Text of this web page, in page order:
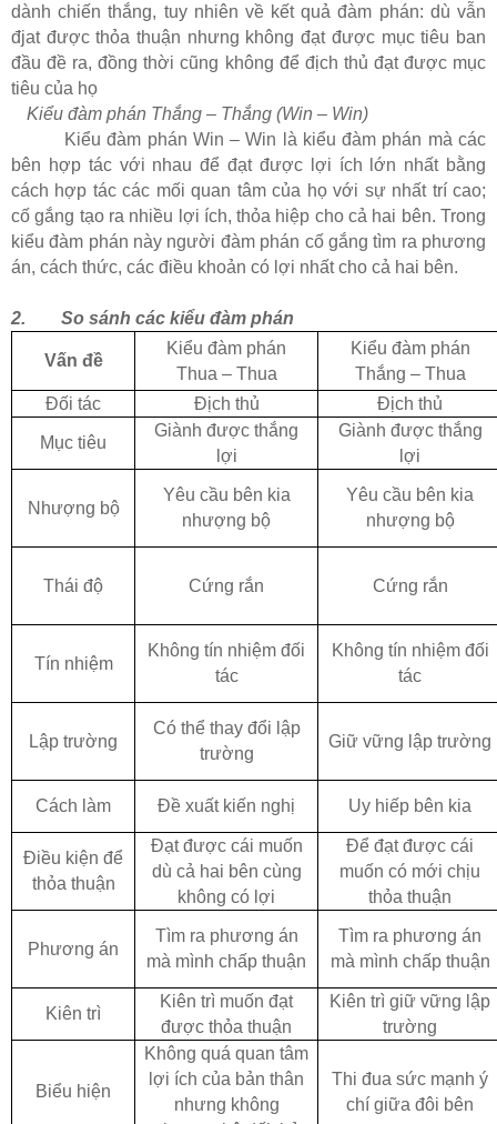
dành chiến thắng, tuy nhiên về kết quả đàm phán: dù vẫn
đjat được thỏa thuận nhưng không đạt được mục tiêu ban
đầu đề ra, đồng thời cũng không để địch thủ đạt được mục
tiêu của họ
Kiểu đàm phán Thắng – Thắng (Win – Win)
Kiểu đàm phán Win – Win là kiểu đàm phán mà các
bên hợp tác với nhau để đạt được lợi ích lớn nhất bằng
cách hợp tác các mối quan tâm của họ với sự nhất trí cao;
cố gắng tạo ra nhiều lợi ích, thỏa hiệp cho cả hai bên. Trong
kiểu đàm phán này người đàm phán cố gắng tìm ra phương
án, cách thức, các điều khoản có lợi nhất cho cả hai bên.
2. So sánh các kiểu đàm phán
Vấn đề
Kiểu đàm phán
Thua – Thua
Kiểu đàm phán
Thắng – Thua
Đối tác
Địch thủ Địch thủ
Mục tiêu
Giành được thắng
lợi
Giành được thắng
lợi
Nhượng bộ
Yêu cầu bên kia
nhượng bộ
Yêu cầu bên kia
nhượng bộ
Thái độ Cứng rắn Cứng rắn
Tín nhiệm
Không tín nhiệm đối
tác
Không tín nhiệm đối
tác
Lập trường
Có thể thay đổi lập
trường
Giữ vững lập trường
Cách làm Đề xuất kiến nghị Uy hiếp bên kia
Điều kiện để
thỏa thuận
Đạt được cái muốn
dù cả hai bên cùng
không có lợi
Để đạt được cái
muốn có mới chịu
thỏa thuận
Phương án
Tìm ra phương án
mà mình chấp thuận
Tìm ra phương án
mà mình chấp thuận
Kiên trì
Kiên trì muốn đạt
được thỏa thuận
Kiên trì giữ vững lập
trường
Biểu hiện
Không quá quan tâm
lợi ích của bản thân
nhưng không
Thi đua sức mạnh ý
chí giữa đôi bên